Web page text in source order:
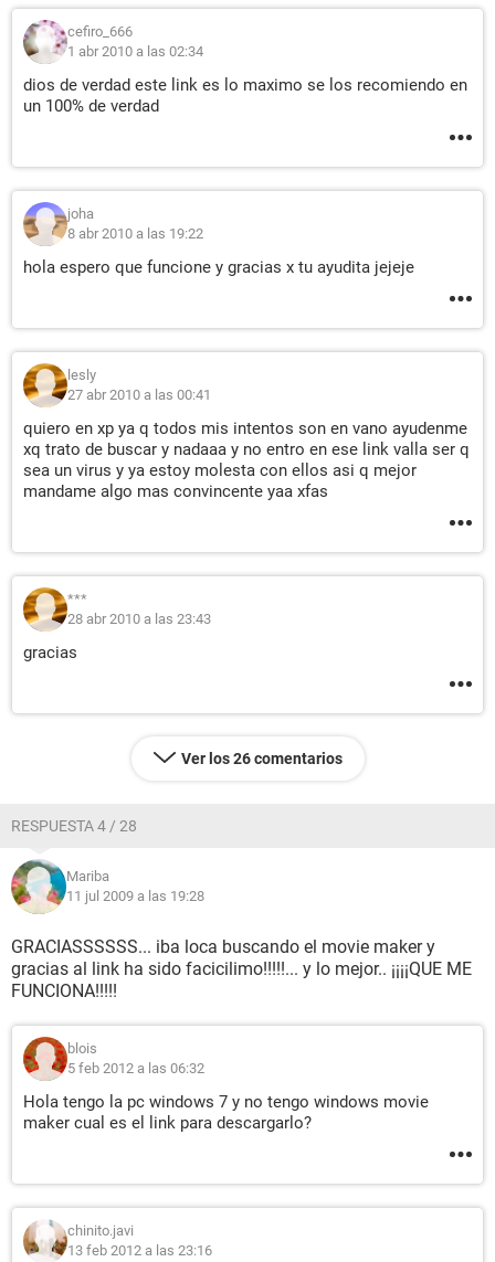
cefiro_666
1 abr 2010 a las 02:34
dios de verdad este link es lo maximo se los recomiendo en
un 100% de verdad
joha
8 abr 2010 a las 19:22
hola espero que funcione y gracias x tu ayudita jejeje
lesly
27 abr 2010 a las 00:41
quiero en xp ya q todos mis intentos son en vano ayudenme
xq trato de buscar y nadaaa y no entro en ese link valla ser q
sea un virus y ya estoy molesta con ellos asi q mejor
mandame algo mas convincente yaa xfas
***
28 abr 2010 a las 23:43
gracias
Ver los 26 comentarios
RESPUESTA 4 / 28
Mariba
11 jul 2009 a las 19:28
GRACIASSSSSS... iba loca buscando el movie maker y
gracias al link ha sido facicilimo!!!!!... y lo mejor.. ¡¡¡¡QUE ME
FUNCIONA!!!!!
blois
5 feb 2012 a las 06:32
Hola tengo la pc windows 7 y no tengo windows movie
maker cual es el link para descargarlo?
chinito.javi
13 feb 2012 a las 23:16